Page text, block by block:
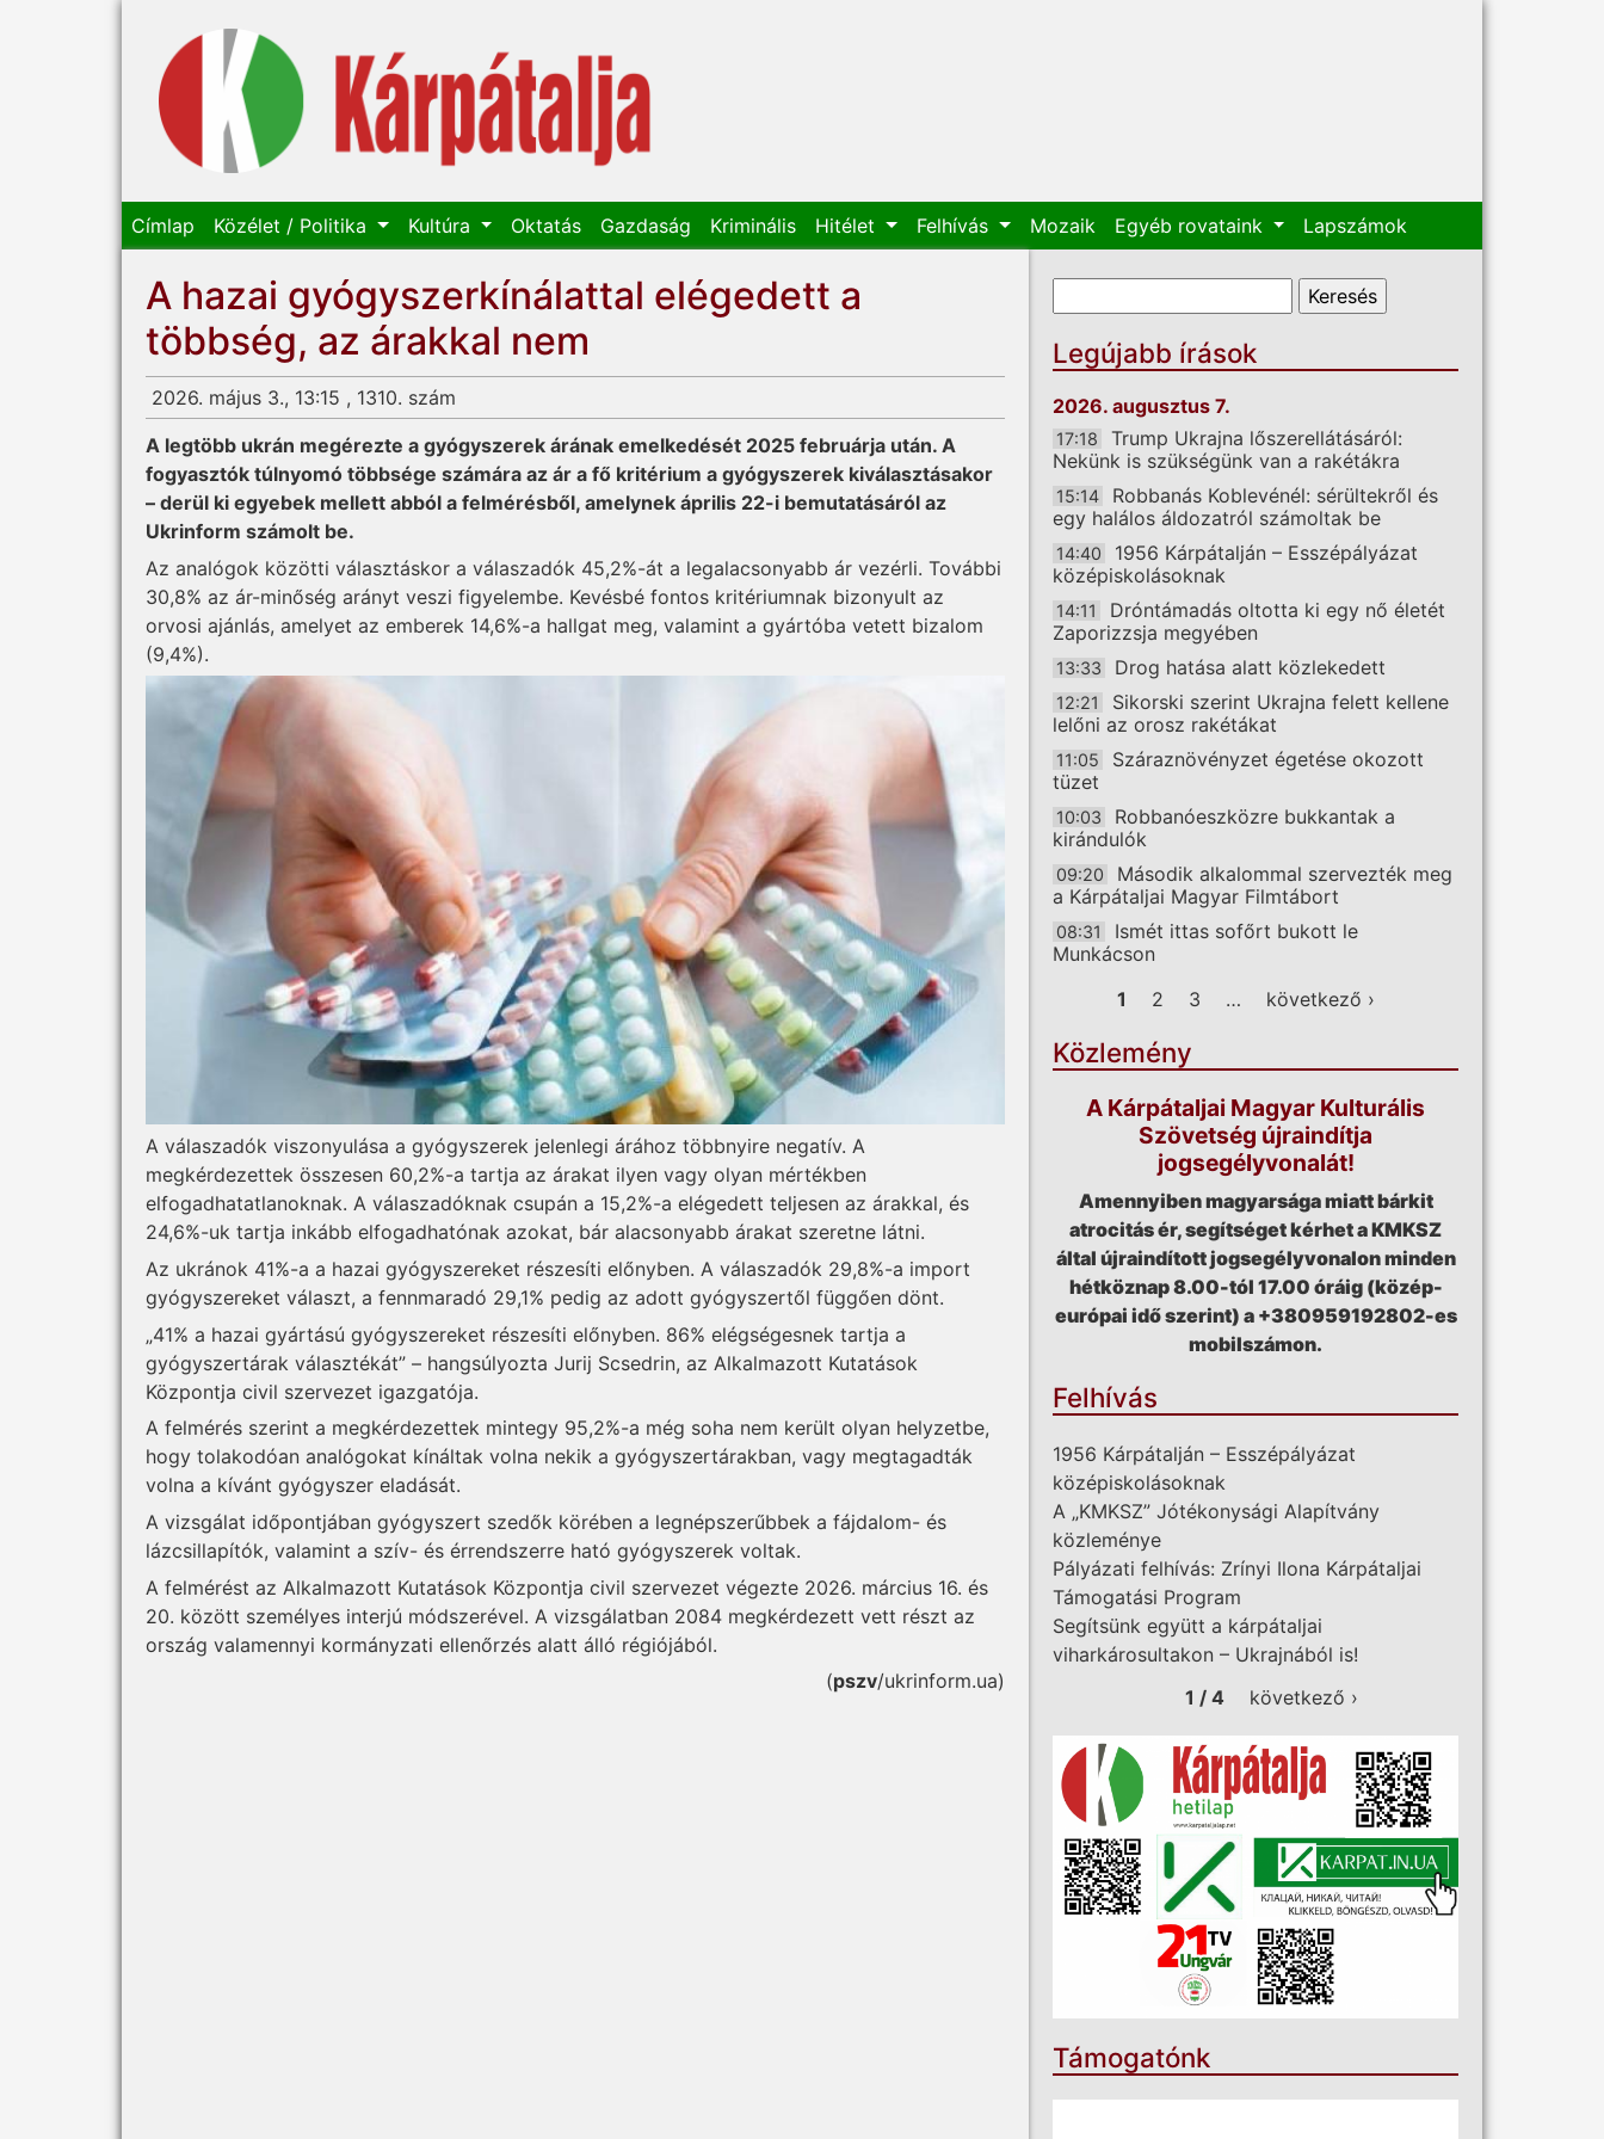
Címlap Közélet / Politika Kultúra Oktatás Gazdaság Kriminális Hitélet Felhívás Mozaik Egyéb rovataink Lapszámok
A hazai gyógyszerkínálattal elégedett a
többség, az árakkal nem
2026. május 3., 13:15 , 1310. szám
A legtöbb ukrán meg­érezte a gyógyszerek árának emelkedését 2025 februárja után. A
fogyasztók túlnyomó többsége számára az ár a fő kritérium a gyógyszerek kiválasztásakor
– derül ki egyebek mellett abból a felmérésből, amelynek április 22-i bemutatásáról az
Ukrinform számolt be.
Az analógok közötti választáskor a válaszadók 45,2%-át a legalacsonyabb ár vezérli. További
30,8% az ár-minőség arányt veszi figyelembe. Kevésbé fontos kritériumnak bizonyult az
orvosi ajánlás, amelyet az emberek 14,6%-a hallgat meg, valamint a gyártóba vetett bizalom
(9,4%).
A válaszadók viszonyulása a gyógyszerek jelenlegi árához többnyire negatív. A
megkérdezettek összesen 60,2%-a tartja az árakat ilyen vagy olyan mértékben
elfogadhatatlanoknak. A válaszadóknak csupán a 15,2%-a elégedett teljesen az árakkal, és
24,6%-uk tartja inkább elfogadhatónak azokat, bár alacsonyabb árakat szeretne látni.
Az ukránok 41%-a a hazai gyógyszereket részesíti előnyben. A válaszadók 29,8%-a import
gyógyszereket választ, a fennmaradó 29,1% pedig az adott gyógyszertől függően dönt.
„41% a hazai gyártású gyógyszereket részesíti előnyben. 86% elégségesnek tartja a
gyógyszertárak választékát” – hangsúlyozta Jurij Scsedrin, az Alkalmazott Kutatások
Központja civil szervezet igazgatója.
A felmérés szerint a megkérdezettek mintegy 95,2%-a még soha nem került olyan helyzetbe,
hogy tolakodóan analógokat kínáltak volna nekik a gyógyszertárakban, vagy megtagadták
volna a kívánt gyógyszer eladását.
A vizsgálat időpontjában gyógyszert szedők körében a legnépszerűbbek a fájdalom- és
lázcsillapítók, valamint a szív- és érrendszerre ható gyógyszerek voltak.
A felmérést az Alkalmazott Kutatások Központja civil szervezet végezte 2026. március 16. és
20. között személyes interjú módszerével. A vizsgálatban 2084 megkérdezett vett részt az
ország valamennyi kormányzati ellenőrzés alatt álló régiójából.
(pszv/ukrinform.ua)
Keresés űrlap
Legújabb írások
2026. augusztus 7.
17:18
Trump Ukrajna lőszerellátásáról:
Nekünk is szükségünk van a rakétákra
15:14
Robbanás Koblevénél: sérültekről és
egy halálos áldozatról számoltak be
14:40
1956 Kárpátalján – Esszépályázat
középiskolásoknak
14:11
Dróntámadás oltotta ki egy nő életét
Zaporizzsja megyében
13:33 Drog hatása alatt közlekedett
12:21
Sikorski szerint Ukrajna felett kellene
lelőni az orosz rakétákat
11:05
Száraznövényzet égetése okozott
tüzet
10:03
Robbanóeszközre bukkantak a
kirándulók
09:20
Második alkalommal szervezték meg
a Kárpátaljai Magyar Filmtábort
08:31
Ismét ittas sofőrt bukott le
Munkácson
Oldalak
1 2 3 … következő ›
Közlemény
A Kárpátaljai Magyar Kulturális
Szövetség újraindítja
jogsegélyvonalát!
Amennyiben magyarsága miatt bárkit
atrocitás ér, segítséget kérhet a KMKSZ
által újraindított jogsegélyvonalon minden
hétköznap 8.00-tól 17.00 óráig (közép-
európai idő szerint) a +380959192802-es
mobilszámon.
Felhívás
1956 Kárpátalján – Esszépályázat
középiskolásoknak
A „KMKSZ” Jótékonysági Alapítvány
közleménye
Pályázati felhívás: Zrínyi Ilona Kárpátaljai
Támogatási Program
Segítsünk együtt a kárpátaljai
viharkárosultakon – Ukrajnából is!
1 / 4
következő ›
Támogatónk